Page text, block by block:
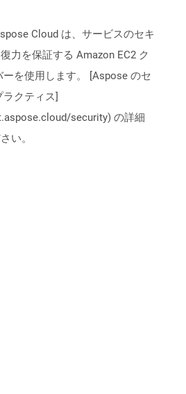
Cloud は、サービスのセキ
力を保証する Amazon EC2 ク
ーを使用します。 [Aspose のセ
クティス]
security) の詳細
い。